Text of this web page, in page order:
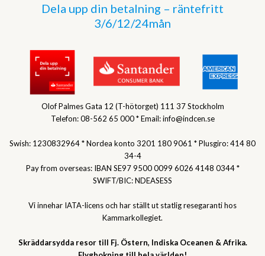
Dela upp din betalning – räntefritt
3/6/12/24mån
Olof Palmes Gata 12 (T-hötorget) 111 37 Stockholm
Telefon: 08-562 65 000 * Email: info@indcen.se
Swish: 1230832964 * Nordea konto 3201 180 9061 * Plusgiro: 414 80
34-4
Pay from overseas: IBAN SE97 9500 0099 6026 4148 0344 *
SWIFT/BIC: NDEASESS
Vi innehar IATA-licens och har ställt ut statlig resegaranti hos
Kammarkollegiet.
Skräddarsydda resor till Fj. Östern, Indiska Oceanen & Afrika.